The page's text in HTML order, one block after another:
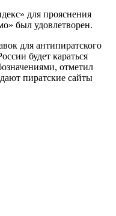
для прояснения
был удовлетворен.
для антипиратского
будет караться
отметил
пиратские сайты